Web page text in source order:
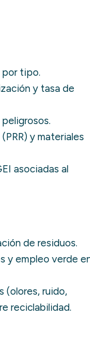
tipo.
y tasa de
y materiales
asociadas al
de residuos.
y empleo verde
(olores, ruido,
reciclabilidad.